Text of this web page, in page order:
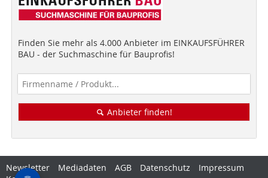
Finden Sie mehr als 4.000 Anbieter im EINKAUFSFÜHRER
BAU - der Suchmaschine für Bauprofis!
Anbieter finden!
Newsletter Mediadaten AGB Datenschutz
Impressum